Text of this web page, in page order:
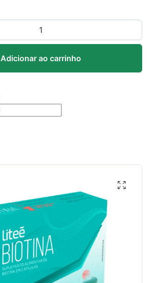
Adicionar ao carrinho